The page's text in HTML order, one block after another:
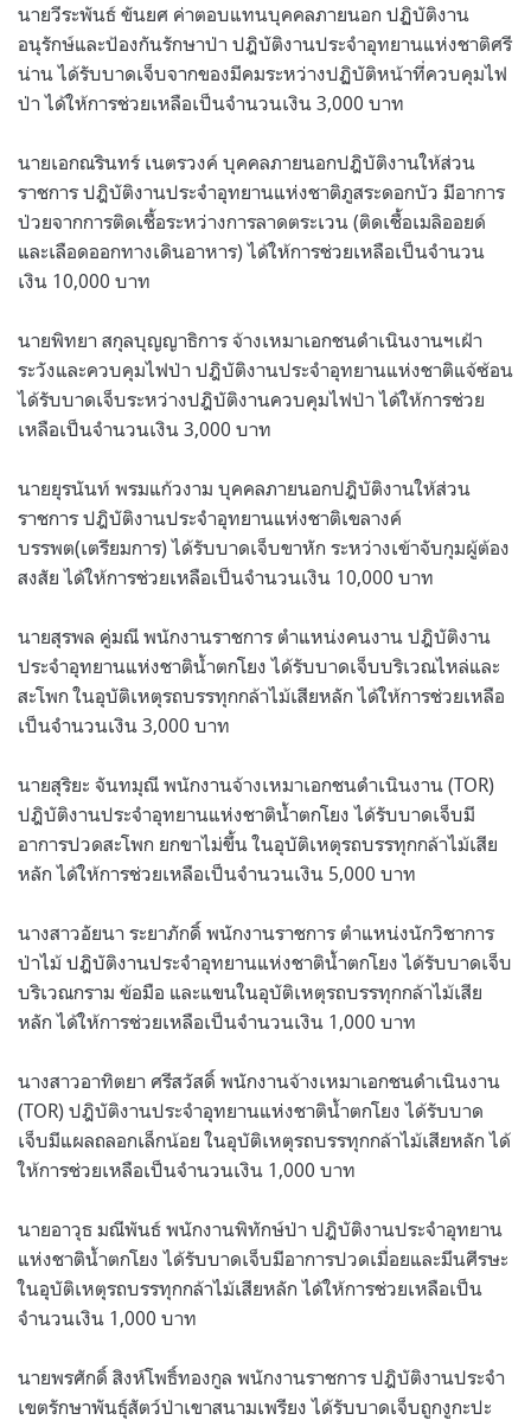
นายวีระพันธ์ ขันยศ ค่าตอบแทนบุคคลภายนอก ปฏิบัติงาน
อนุรักษ์และป้องกันรักษาป่า ปฎิบัติงานประจำอุทยานแห่งชาติศรี
น่าน ได้รับบาดเจ็บจากของมีคมระหว่างปฏิบัติหน้าที่ควบคุมไฟ
ป่า ได้ให้การช่วยเหลือเป็นจำนวนเงิน 3,000 บาท
นายเอกณรินทร์ เนตรวงค์ บุคคลภายนอกปฎิบัติงานให้ส่วน
ราชการ ปฎิบัติงานประจำอุทยานแห่งชาติภูสระดอกบัว มีอาการ
ป่วยจากการติดเชื้อระหว่างการลาดตระเวน (ติดเชื้อเมลิออยด์
และเลือดออกทางเดินอาหาร) ได้ให้การช่วยเหลือเป็นจำนวน
เงิน 10,000 บาท
นายพิทยา สกุลบุญญาธิการ จ้างเหมาเอกชนดำเนินงานฯเฝ้า
ระวังและควบคุมไฟป่า ปฎิบัติงานประจำอุทยานแห่งชาติแจ้ซ้อน
ได้รับบาดเจ็บระหว่างปฎิบัติงานควบคุมไฟป่า ได้ให้การช่วย
เหลือเป็นจำนวนเงิน 3,000 บาท
นายยุรนันท์ พรมแก้วงาม บุคคลภายนอกปฎิบัติงานให้ส่วน
ราชการ ปฎิบัติงานประจำอุทยานแห่งชาติเขลางค์
บรรพต(เตรียมการ) ได้รับบาดเจ็บขาหัก ระหว่างเข้าจับกุมผู้ต้อง
สงสัย ได้ให้การช่วยเหลือเป็นจำนวนเงิน 10,000 บาท
นายสุรพล คู่มณี พนักงานราชการ ตำแหน่งคนงาน ปฎิบัติงาน
ประจำอุทยานแห่งชาติน้ำตกโยง ได้รับบาดเจ็บบริเวณไหล่และ
สะโพก ในอุบัติเหตุรถบรรทุกกล้าไม้เสียหลัก ได้ให้การช่วยเหลือ
เป็นจำนวนเงิน 3,000 บาท
นายสุริยะ จันทมุณี พนักงานจ้างเหมาเอกชนดำเนินงาน (TOR)
ปฎิบัติงานประจำอุทยานแห่งชาติน้ำตกโยง ได้รับบาดเจ็บมี
อาการปวดสะโพก ยกขาไม่ขึ้น ในอุบัติเหตุรถบรรทุกกล้าไม้เสีย
หลัก ได้ให้การช่วยเหลือเป็นจำนวนเงิน 5,000 บาท
นางสาวอัยนา ระยาภักดิ์ พนักงานราชการ ตำแหน่งนักวิชาการ
ป่าไม้ ปฎิบัติงานประจำอุทยานแห่งชาติน้ำตกโยง ได้รับบาดเจ็บ
บริเวณกราม ข้อมือ และแขนในอุบัติเหตุรถบรรทุกกล้าไม้เสีย
หลัก ได้ให้การช่วยเหลือเป็นจำนวนเงิน 1,000 บาท
นางสาวอาทิตยา ศรีสวัสดิ์ พนักงานจ้างเหมาเอกชนดำเนินงาน
(TOR) ปฎิบัติงานประจำอุทยานแห่งชาติน้ำตกโยง ได้รับบาด
เจ็บมีแผลถลอกเล็กน้อย ในอุบัติเหตุรถบรรทุกกล้าไม้เสียหลัก ได้
ให้การช่วยเหลือเป็นจำนวนเงิน 1,000 บาท
นายอาวุธ มณีพันธ์ พนักงานพิทักษ์ป่า ปฎิบัติงานประจำอุทยาน
แห่งชาติน้ำตกโยง ได้รับบาดเจ็บมีอาการปวดเมื่อยและมึนศีรษะ
ในอุบัติเหตุรถบรรทุกกล้าไม้เสียหลัก ได้ให้การช่วยเหลือเป็น
จำนวนเงิน 1,000 บาท
นายพรศักดิ์ สิงห์โพธิ์ทองกูล พนักงานราชการ ปฎิบัติงานประจำ
เขตรักษาพันธุ์สัตว์ป่าเขาสนามเพรียง ได้รับบาดเจ็บถูกงูกะปะ